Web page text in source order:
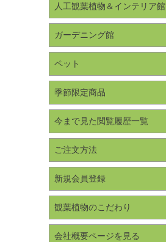
人工観葉植物＆インテリア館
ガーデニング館
ペット
季節限定商品
今まで見た閲覧履歴一覧
ご注文方法
新規会員登録
観葉植物のこだわり
会社概要ページを見る